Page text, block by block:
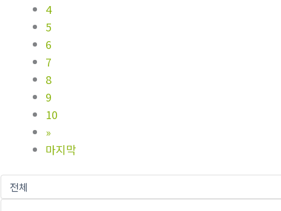
4
5
6
7
8
9
10
»
마지막